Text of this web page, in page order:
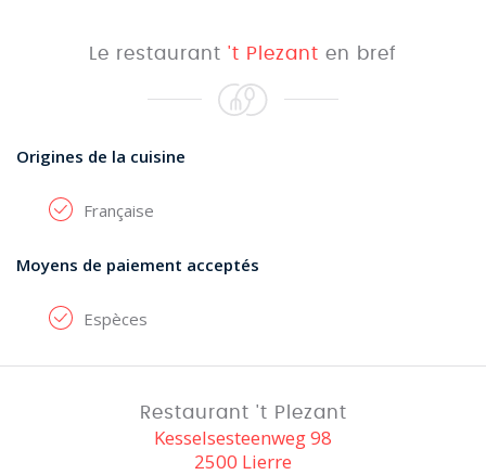
Le restaurant 't Plezant en bref
Origines de la cuisine
Française
Moyens de paiement acceptés
Espèces
Restaurant 't Plezant
Kesselsesteenweg 98
2500 Lierre